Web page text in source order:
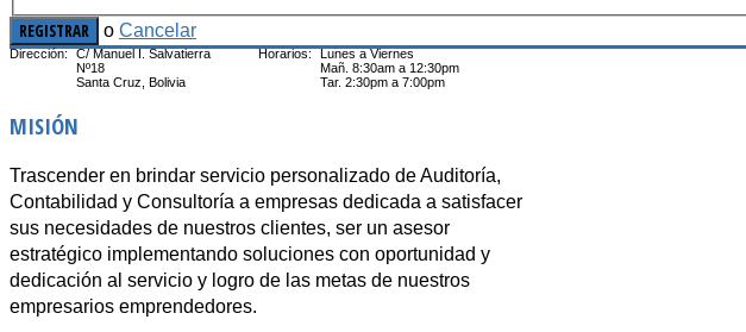
REGISTRAR o Cancelar
Dirección: C/ Manuel I. Salvatierra
Nº18
Santa Cruz, Bolivia
Horarios: Lunes a Viernes
Mañ. 8:30am a 12:30pm
Tar. 2:30pm a 7:00pm
MISIÓN
Trascender en brindar servicio personalizado de Auditoría,
Contabilidad y Consultoría a empresas dedicada a satisfacer
sus necesidades de nuestros clientes, ser un asesor
estratégico implementando soluciones con oportunidad y
dedicación al servicio y logro de las metas de nuestros
empresarios emprendedores.